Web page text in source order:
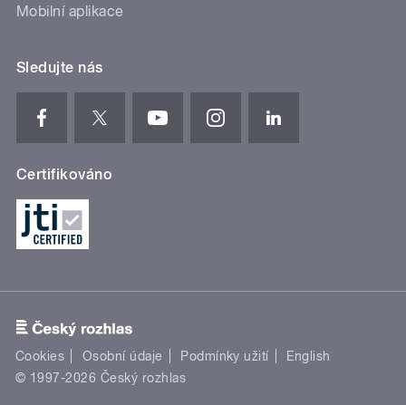
Mobilní aplikace
Sledujte nás
Certifikováno
Cookies Osobní údaje Podmínky užití
English
© 1997-2026 Český rozhlas